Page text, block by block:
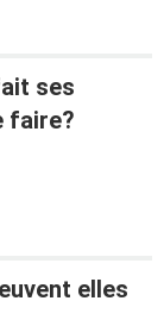
ses
faire?
elles